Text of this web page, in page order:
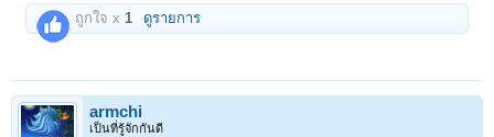
ถูกใจ x 1 ดูรายการ
armchi
เป็นที่รู้จักกันดี